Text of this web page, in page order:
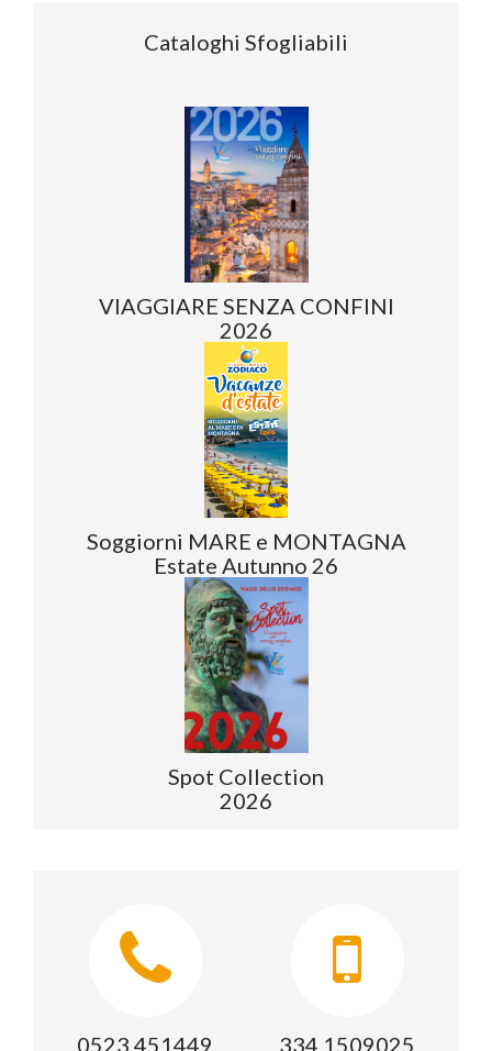
Cataloghi Sfogliabili
VIAGGIARE SENZA CONFINI
2026
Soggiorni MARE e MONTAGNA
Estate Autunno 26
Spot Collection
2026
0523 451449 334 1509025